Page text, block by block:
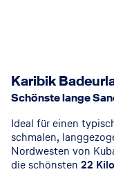
Karibik
Schönste lange
Ideal für einen
schmalen,
Nordwesten von
die schönsten 22